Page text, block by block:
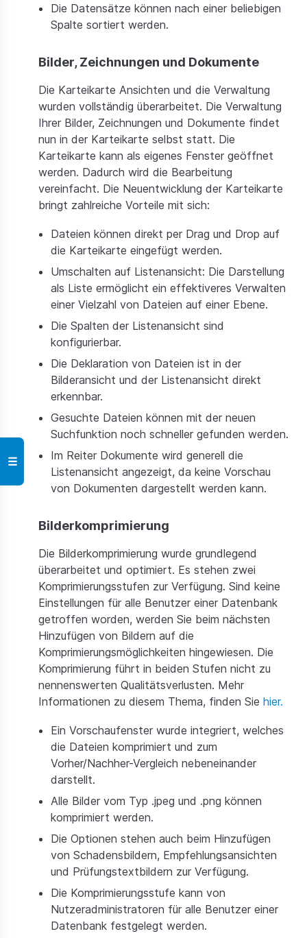
☰
Die Datensätze können nach einer beliebigen
Spalte sortiert werden.
Bilder, Zeichnungen und Dokumente
Die Karteikarte Ansichten und die Verwaltung
wurden vollständig überarbeitet. Die Verwaltung
Ihrer Bilder, Zeichnungen und Dokumente findet
nun in der Karteikarte selbst statt. Die
Karteikarte kann als eigenes Fenster geöffnet
werden. Dadurch wird die Bearbeitung
vereinfacht. Die Neuentwicklung der Karteikarte
bringt zahlreiche Vorteile mit sich:
Dateien können direkt per Drag und Drop auf
die Karteikarte eingefügt werden.
Umschalten auf Listenansicht: Die Darstellung
als Liste ermöglicht ein effektiveres Verwalten
einer Vielzahl von Dateien auf einer Ebene.
Die Spalten der Listenansicht sind
konfigurierbar.
Die Deklaration von Dateien ist in der
Bilderansicht und der Listenansicht direkt
erkennbar.
Gesuchte Dateien können mit der neuen
Suchfunktion noch schneller gefunden werden.
Im Reiter Dokumente wird generell die
Listenansicht angezeigt, da keine Vorschau
von Dokumenten dargestellt werden kann.
Bilderkomprimierung
Die Bilderkomprimierung wurde grundlegend
überarbeitet und optimiert. Es stehen zwei
Komprimierungsstufen zur Verfügung. Sind keine
Einstellungen für alle Benutzer einer Datenbank
getroffen worden, werden Sie beim nächsten
Hinzufügen von Bildern auf die
Komprimierungsmöglichkeiten hingewiesen. Die
Komprimierung führt in beiden Stufen nicht zu
nennenswerten Qualitätsverlusten. Mehr
Informationen zu diesem Thema, finden Sie hier.
Ein Vorschaufenster wurde integriert, welches
die Dateien komprimiert und zum
Vorher/Nachher-Vergleich nebeneinander
darstellt.
Alle Bilder vom Typ .jpeg und .png können
komprimiert werden.
Die Optionen stehen auch beim Hinzufügen
von Schadensbildern, Empfehlungsansichten
und Prüfungstextbildern zur Verfügung.
Die Komprimierungsstufe kann von
Nutzeradministratoren für alle Benutzer einer
Datenbank festgelegt werden.